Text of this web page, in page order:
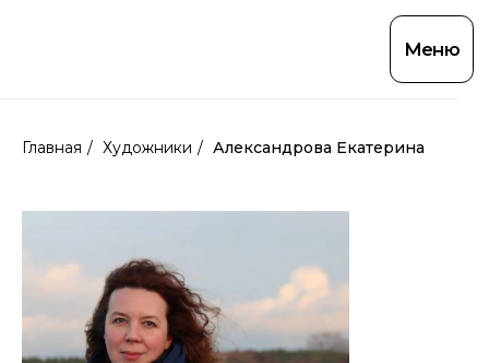
Главная / Художники / Александрова Екатерина